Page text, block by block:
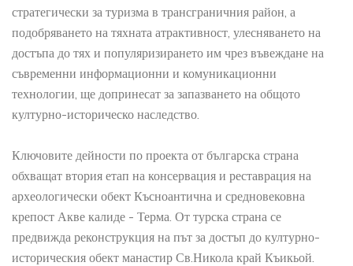
стратегически за туризма в трансграничния район, а
подобряването на тяхната атрактивност, улесняването на
достъпа до тях и популяризирането им чрез въвеждане на
съвременни информационни и комуникационни
технологии, ще допринесат за запазването на общото
културно-историческо наследство.
Ключовите дейности по проекта от българска страна
обхващат втория етап на консервация и реставрация на
археологически обект Късноантична и средновековна
крепост Акве калиде - Терма. От турска страна се
предвижда реконструкция на път за достъп до културно-
историческия обект манастир Св.Никола край Къикьой.